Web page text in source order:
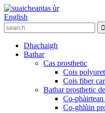
English
Dhachaigh
Bathar
Cas prosthetic
Cois
Cois fiber
Bathar prosthetic
Co-
Co-ghlùin